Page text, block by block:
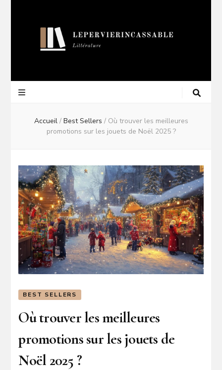
Accueil / Best Sellers / Où trouver les meilleures
promotions sur les jouets de Noël 2025 ?
BEST SELLERS
Où trouver les meilleures
promotions sur les jouets de
Noël 2025 ?